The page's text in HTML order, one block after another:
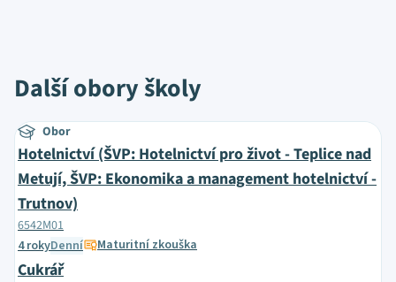
Další obory školy
Obor
Hotelnictví (ŠVP: Hotelnictví pro život - Teplice nad
Metují, ŠVP: Ekonomika a management hotelnictví -
Trutnov)
6542M01
4 rokyDenní Maturitní zkouška
Cukrář